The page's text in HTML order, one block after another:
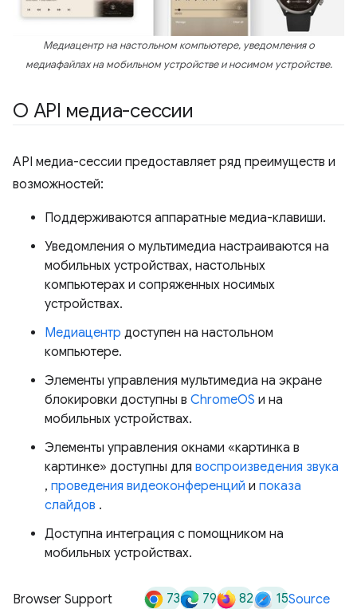
Медиацентр на настольном компьютере, уведомления о
медиафайлах на мобильном устройстве и носимом устройстве.
О API медиа-сессии
API медиа-сессии предоставляет ряд преимуществ и
возможностей:
Поддерживаются аппаратные медиа-клавиши.
Уведомления о мультимедиа настраиваются на
мобильных устройствах, настольных
компьютерах и сопряженных носимых
устройствах.
Медиацентр доступен на настольном
компьютере.
Элементы управления мультимедиа на экране
блокировки доступны в ChromeOS и на
мобильных устройствах.
Элементы управления окнами «картинка в
картинке» доступны для воспроизведения звука
, проведения видеоконференций и показа
слайдов .
Доступна интеграция с помощником на
мобильных устройствах.
Browser Support 73 79 82 15Source